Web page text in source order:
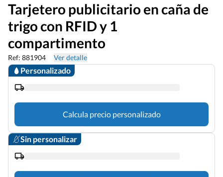
Tarjetero publicitario en caña de
trigo con RFID y 1
compartimento
Ref: 881904 Ver detalle
Personalizado
Calcula precio personalizado
Sin personalizar